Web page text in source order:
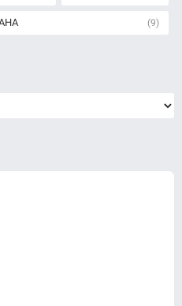
(9)